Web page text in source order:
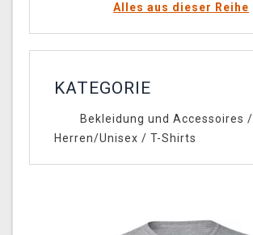
Alles aus dieser Reihe
KATEGORIE
Bekleidung und Accessoires /
Herren/Unisex / T-Shirts